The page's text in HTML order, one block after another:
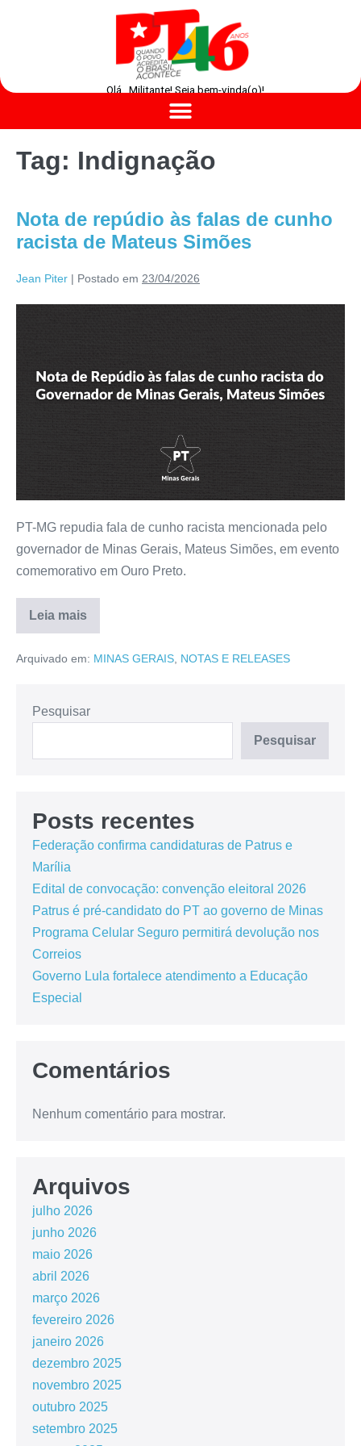
Olá , Militante! Seja bem-vinda(o)!
Tag: Indignação
Nota de repúdio às falas de cunho
racista de Mateus Simões
Jean Piter | Postado em 23/04/2026
PT-MG repudia fala de cunho racista mencionada pelo
governador de Minas Gerais, Mateus Simões, em evento
comemorativo em Ouro Preto.
Leia mais
Arquivado em: MINAS GERAIS NOTAS E RELEASES
Pesquisar
Pesquisar
Posts recentes
Federação confirma candidaturas de Patrus e
Marília
Edital de convocação: convenção eleitoral 2026
Patrus é pré-candidato do PT ao governo de Minas
Programa Celular Seguro permitirá devolução nos
Correios
Governo Lula fortalece atendimento a Educação
Especial
Comentários
Nenhum comentário para mostrar.
Arquivos
julho 2026
junho 2026
maio 2026
abril 2026
março 2026
fevereiro 2026
janeiro 2026
dezembro 2025
novembro 2025
outubro 2025
setembro 2025